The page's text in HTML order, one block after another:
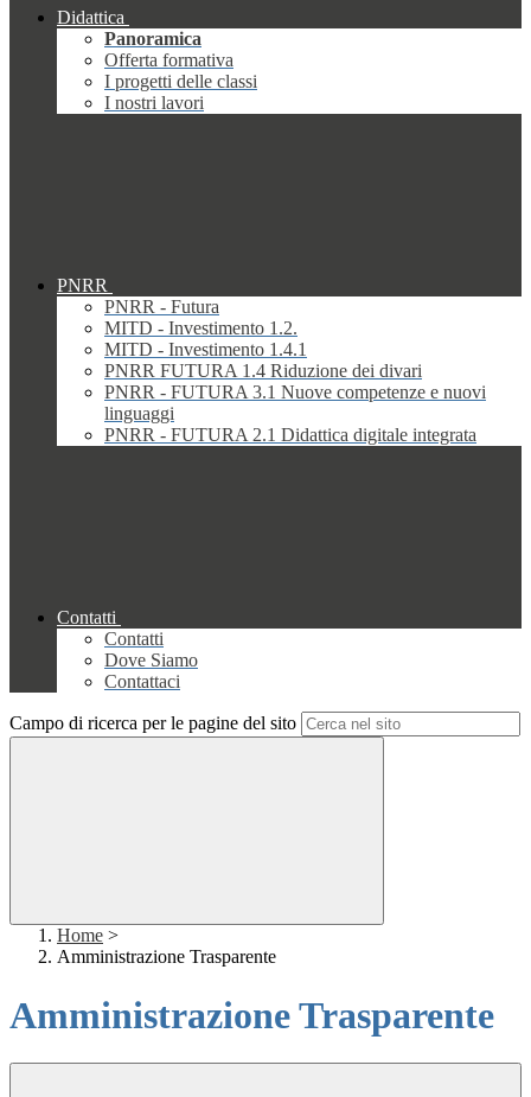
Didattica
Panoramica
Offerta formativa
I progetti delle classi
I nostri lavori
PNRR
PNRR - Futura
MITD - Investimento 1.2.
MITD - Investimento 1.4.1
PNRR FUTURA 1.4 Riduzione dei divari
PNRR - FUTURA 3.1 Nuove competenze e nuovi
linguaggi
PNRR - FUTURA 2.1 Didattica digitale integrata
Contatti
Contatti
Dove Siamo
Contattaci
Campo di ricerca per le pagine del sito
Home >
Amministrazione Trasparente
Amministrazione Trasparente